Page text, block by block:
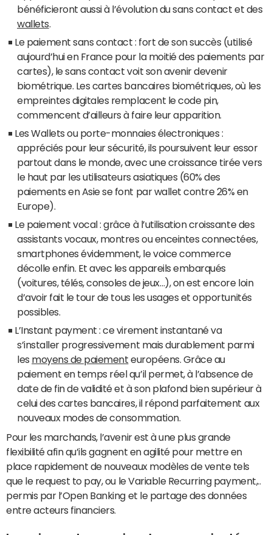
bénéficieront aussi à l’évolution du sans contact et des
wallets
Le paiement sans contact : fort de son succès (utilisé
aujourd’hui en France pour la moitié des paiements par
cartes), le sans contact voit son avenir devenir
biométrique. Les cartes bancaires biométriques, où les
empreintes digitales remplacent le code pin,
commencent d’ailleurs à faire leur apparition.
Les Wallets ou porte-monnaies électroniques :
appréciés pour leur sécurité, ils poursuivent leur essor
partout dans le monde, avec une croissance tirée vers
le haut par les utilisateurs asiatiques (60% des
paiements en Asie se font par wallet contre 26% en
Europe).
Le paiement vocal : grâce à l’utilisation croissante des
assistants vocaux, montres ou enceintes connectées,
smartphones évidemment, le voice commerce
décolle enfin. Et avec les appareils embarqués
(voitures, télés, consoles de jeux…), on est encore loin
d’avoir fait le tour de tous les usages et opportunités
possibles.
L’Instant payment : ce virement instantané va
s’installer progressivement mais durablement parmi
les moyens de paiement européens. Grâce au
paiement en temps réel qu’il permet, à l’absence de
date de fin de validité et à son plafond bien supérieur à
celui des cartes bancaires, il répond parfaitement aux
nouveaux modes de consommation.
Pour les marchands, l’avenir est à une plus grande
flexibilité afin qu’ils gagnent en agilité pour mettre en
place rapidement de nouveaux modèles de vente tels
que le request to pay, ou le Variable Recurring payment,..
permis par l’Open Banking et le partage des données
entre acteurs financiers.